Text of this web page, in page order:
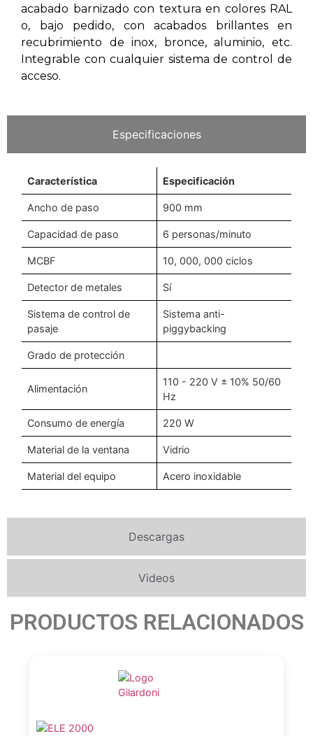
acabado barnizado con textura en colores RAL
o, bajo pedido, con acabados brillantes en
recubrimiento de inox, bronce, aluminio, etc.
Integrable con cualquier sistema de control de
acceso.
Especificaciones
Descargas
Videos
Característica Especificación
Ancho de paso 900 mm
Capacidad de paso 6 personas/minuto
MCBF 10, 000, 000 ciclos
Detector de metales Sí
Sistema de control de
pasaje
Sistema anti-
piggybacking
Grado de protección
Alimentación
110 - 220 V ± 10% 50/60
Hz
Consumo de energía 220 W
Material de la ventana Vidrio
Material del equipo Acero inoxidable
PRODUCTOS RELACIONADOS